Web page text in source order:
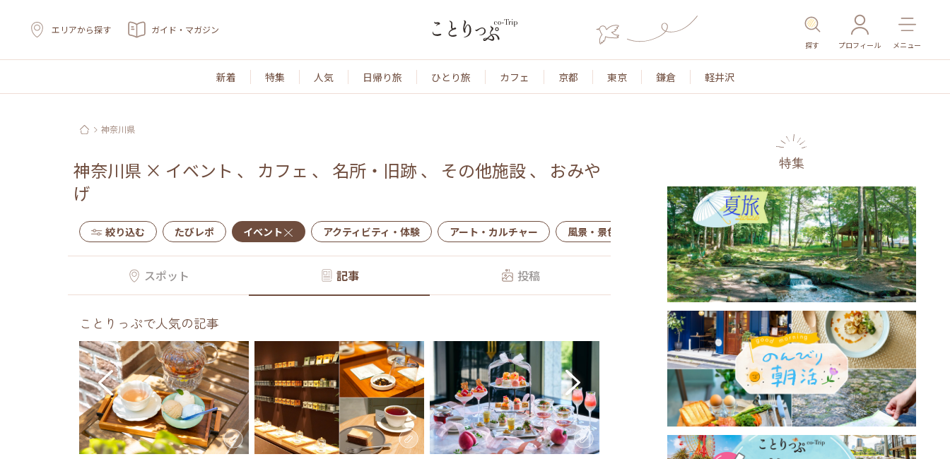
エリアから探す ガイド・マガジン
探す プロフィール メニュー
新着 特集 人気 日帰り旅 ひとり旅 カフェ 京都 東京 鎌倉 軽井沢
神奈川県
神奈川県 × イベント 、 カフェ 、 名所・旧跡 、 その他施設、 おみや
げ
絞り込む たびレポ イベント アクティビティ・体験 アート・カルチャー 風景・景色 名所・旧跡 温泉・スパ その他施設 ごはん
スポット 記事 投稿
ことりっぷで人気の記事
特集